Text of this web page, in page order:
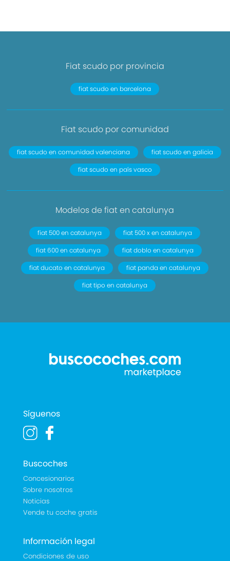
Fiat scudo por provincia
fiat scudo en barcelona
Fiat scudo por comunidad
fiat scudo en comunidad valenciana
fiat scudo en galicia
fiat scudo en país vasco
Modelos de fiat en catalunya
fiat 500 en catalunya
fiat 500 x en catalunya
fiat 600 en catalunya
fiat doblo en catalunya
fiat ducato en catalunya
fiat panda en catalunya
fiat tipo en catalunya
Síguenos
Buscoches
Concesionarios
Sobre nosotros
Noticias
Vende tu coche gratis
Información legal
Condiciones de uso